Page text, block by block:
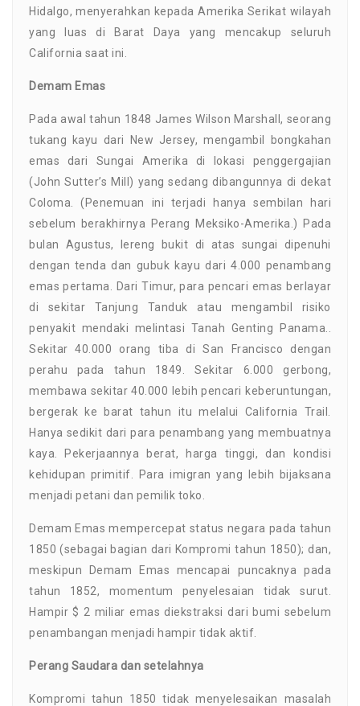
Hidalgo, menyerahkan kepada Amerika Serikat wilayah
yang luas di Barat Daya yang mencakup seluruh
California saat ini.
Demam Emas
Pada awal tahun 1848 James Wilson Marshall, seorang
tukang kayu dari New Jersey, mengambil bongkahan
emas dari Sungai Amerika di lokasi penggergajian
(John Sutter’s Mill) yang sedang dibangunnya di dekat
Coloma. (Penemuan ini terjadi hanya sembilan hari
sebelum berakhirnya Perang Meksiko-Amerika.) Pada
bulan Agustus, lereng bukit di atas sungai dipenuhi
dengan tenda dan gubuk kayu dari 4.000 penambang
emas pertama. Dari Timur, para pencari emas berlayar
di sekitar Tanjung Tanduk atau mengambil risiko
penyakit mendaki melintasi Tanah Genting Panama..
Sekitar 40.000 orang tiba di San Francisco dengan
perahu pada tahun 1849. Sekitar 6.000 gerbong,
membawa sekitar 40.000 lebih pencari keberuntungan,
bergerak ke barat tahun itu melalui California Trail.
Hanya sedikit dari para penambang yang membuatnya
kaya. Pekerjaannya berat, harga tinggi, dan kondisi
kehidupan primitif. Para imigran yang lebih bijaksana
menjadi petani dan pemilik toko.
Demam Emas mempercepat status negara pada tahun
1850 (sebagai bagian dari Kompromi tahun 1850); dan,
meskipun Demam Emas mencapai puncaknya pada
tahun 1852, momentum penyelesaian tidak surut.
Hampir $ 2 miliar emas diekstraksi dari bumi sebelum
penambangan menjadi hampir tidak aktif.
Perang Saudara dan setelahnya
Kompromi tahun 1850 tidak menyelesaikan masalah